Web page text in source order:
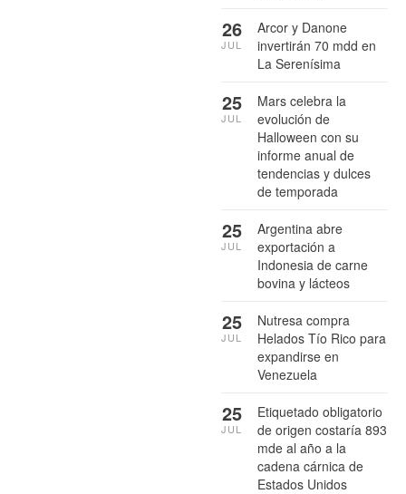
Arcor y Danone
invertirán 70 mdd en
La Serenísima
26
JUL
Mars celebra la
evolución de
Halloween con su
informe anual de
tendencias y dulces
de temporada
25
JUL
Argentina abre
exportación a
Indonesia de carne
bovina y lácteos
25
JUL
Nutresa compra
Helados Tío Rico para
expandirse en
Venezuela
25
JUL
Etiquetado obligatorio
de origen costaría 893
mde al año a la
cadena cárnica de
Estados Unidos
25
JUL